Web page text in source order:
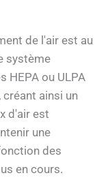
de l'air est au
système
HEPA ou ULPA
ainsi un
d'air est
une
des
en cours.